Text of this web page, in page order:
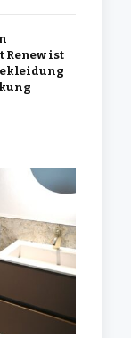
Renew ist